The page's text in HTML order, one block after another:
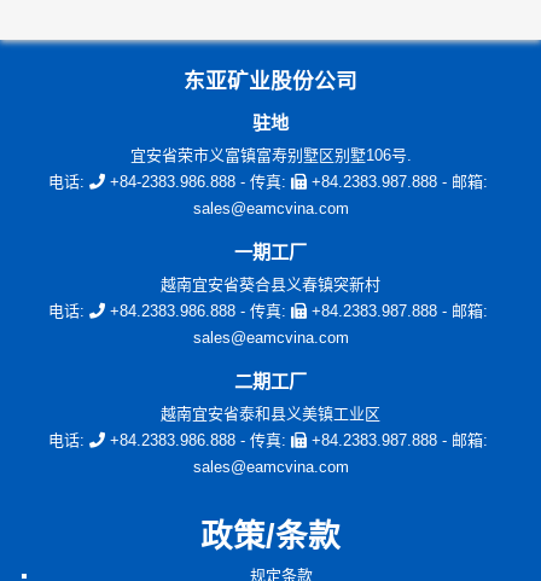
东亚矿业股份公司
驻地
宜安省荣市义富镇富寿别墅区别墅106号.
电话:
+84-2383.986.888 - 传真: +84.2383.987.888 - 邮箱:
sales@eamcvina.com
一期工厂
越南宜安省葵合县义春镇突新村
电话:
+84.2383.986.888 - 传真: +84.2383.987.888 - 邮箱:
sales@eamcvina.com
二期工厂
越南宜安省泰和县义美镇工业区
电话:
+84.2383.986.888 - 传真: +84.2383.987.888 - 邮箱:
sales@eamcvina.com
政策/条款
规定条款